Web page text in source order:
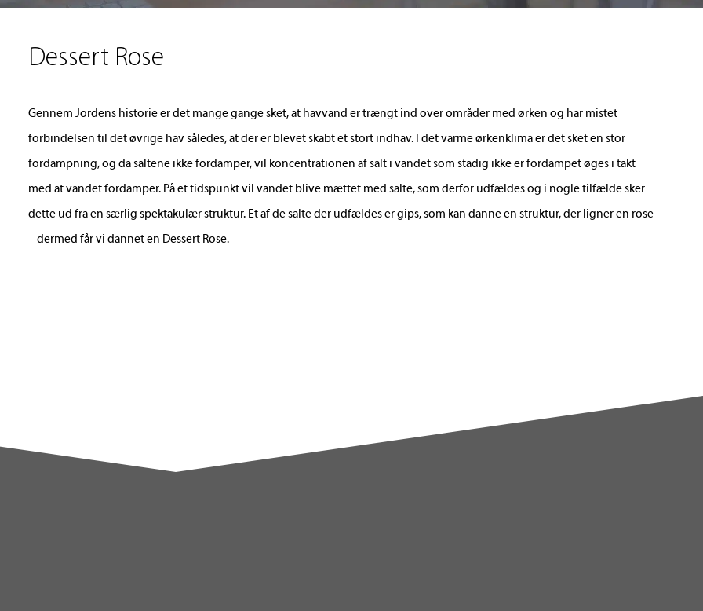
Dessert Rose
Gennem Jordens historie er det mange gange sket, at havvand er trængt ind over områder med ørken og har mistet
forbindelsen til det øvrige hav således, at der er blevet skabt et stort indhav. I det varme ørkenklima er det sket en stor
fordampning, og da saltene ikke fordamper, vil koncentrationen af salt i vandet som stadig ikke er fordampet øges i takt
med at vandet fordamper. På et tidspunkt vil vandet blive mættet med salte, som derfor udfældes og i nogle tilfælde sker
dette ud fra en særlig spektakulær struktur. Et af de salte der udfældes er gips, som kan danne en struktur, der ligner en rose
– dermed får vi dannet en Dessert Rose.